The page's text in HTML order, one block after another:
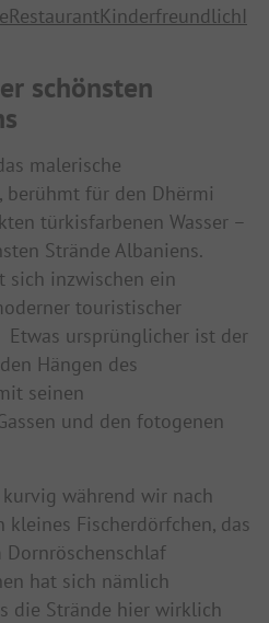
RestaurantKinderfreundlichI
schönsten
malerische
berühmt für den Dhërmi
türkisfarbenen Wasser –
Strände Albaniens.
sich inzwischen ein
touristischer
ursprünglicher ist der
Hängen des
seinen
und den fotogenen
während wir nach
kleines Fischerdörfchen, das
hat sich nämlich
die Strände hier wirklich